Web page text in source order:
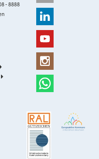
- 8888